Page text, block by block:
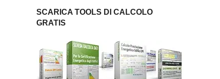
SCARICA TOOLS DI CALCOLO
GRATIS